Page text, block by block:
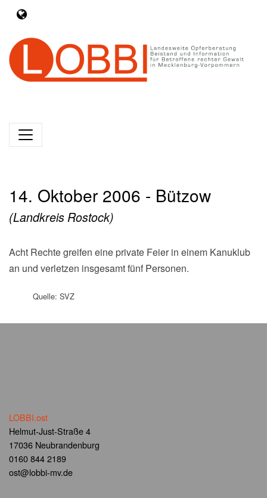
14. Oktober 2006 - Bützow
(Landkreis Rostock)
Acht Rechte greifen eine private Feier in einem Kanuklub
an und verletzen insgesamt fünf Personen.
Quelle: SVZ
LOBBI.ost
Helmut-Just-Straße 4
17036 Neubrandenburg
0160 844 2189
ost@lobbi-mv.de